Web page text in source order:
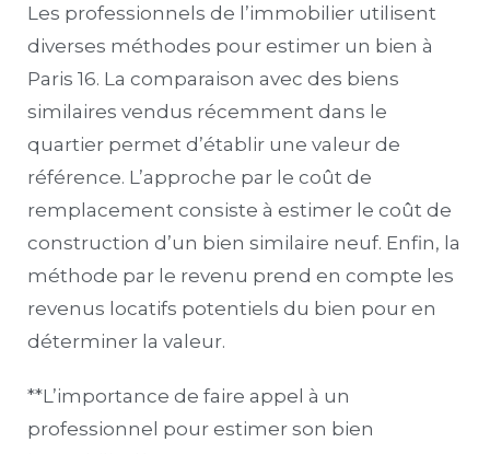
Les professionnels de l’immobilier utilisent
diverses méthodes pour estimer un bien à
Paris 16. La comparaison avec des biens
similaires vendus récemment dans le
quartier permet d’établir une valeur de
référence. L’approche par le coût de
remplacement consiste à estimer le coût de
construction d’un bien similaire neuf. Enfin, la
méthode par le revenu prend en compte les
revenus locatifs potentiels du bien pour en
déterminer la valeur.
**L’importance de faire appel à un
professionnel pour estimer son bien